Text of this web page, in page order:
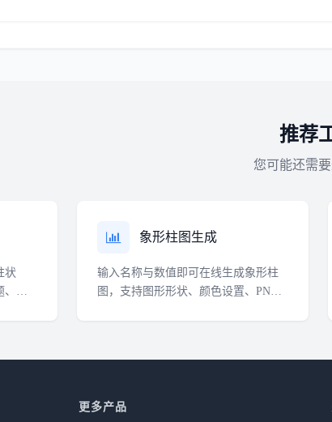
推荐
您可能还需
状
象形柱图生成
输入名称与数值即可在线生成象形柱
图，支持图形形状、颜色设置、PNG
更多产品